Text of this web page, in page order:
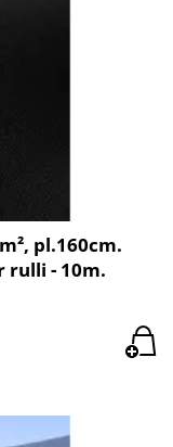
pl.160cm.
rulli - 10m.